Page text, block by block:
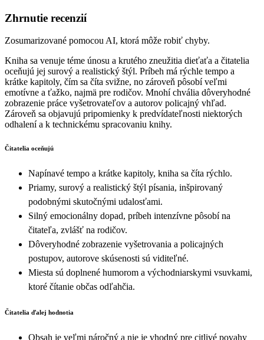
Zhrnutie recenzií
Zosumarizované pomocou AI, ktorá môže robiť chyby.
Kniha sa venuje téme únosu a krutého zneužitia dieťaťa a čitatelia
oceňujú jej surový a realistický štýl. Príbeh má rýchle tempo a
krátke kapitoly, čím sa číta svižne, no zároveň pôsobí veľmi
emotívne a ťažko, najmä pre rodičov. Mnohí chvália dôveryhodné
zobrazenie práce vyšetrovateľov a autorov policajný vhľad.
Zároveň sa objavujú pripomienky k predvídateľnosti niektorých
odhalení a k technickému spracovaniu knihy.
Čitatelia oceňujú
Napínavé tempo a krátke kapitoly, kniha sa číta rýchlo.
Priamy, surový a realistický štýl písania, inšpirovaný
podobnými skutočnými udalosťami.
Silný emocionálny dopad, príbeh intenzívne pôsobí na
čitateľa, zvlášť na rodičov.
Dôveryhodné zobrazenie vyšetrovania a policajných
postupov, autorove skúsenosti sú viditeľné.
Miesta sú doplnené humorom a východniarskymi vsuvkami,
ktoré čítanie občas odľahčia.
Čitatelia ďalej hodnotia
Obsah je veľmi náročný a nie je vhodný pre citlivé povahy